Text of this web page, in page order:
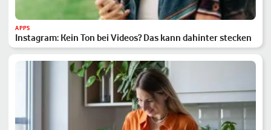
APPS
Instagram: Kein Ton bei Videos? Das kann dahinter stecken